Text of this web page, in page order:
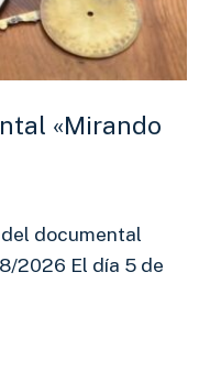
«Mirando
del documental
2026 El día 5 de